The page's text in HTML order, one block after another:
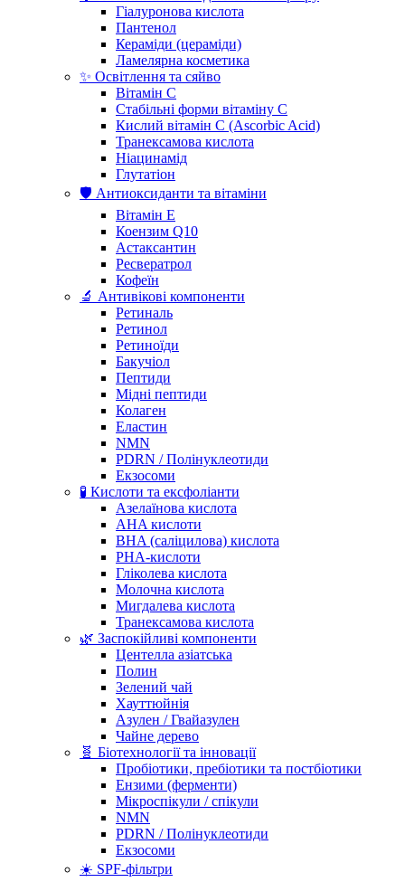
Гіалуронова кислота
Пантенол
Кераміди (цераміди)
Ламелярна косметика
✨ Освітлення та сяйво
Вітамін С
Стабільні форми вітаміну С
Кислий вітамін С (Ascorbic Acid)
Транексамова кислота
Ніацинамід
Глутатіон
🛡️ Антиоксиданти та вітаміни
Вітамін Е
Коензим Q10
Астаксантин
Ресвератрол
Кофеїн
🔬 Антивікові компоненти
Ретиналь
Ретинол
Ретиноїди
Бакучіол
Пептиди
Мідні пептиди
Колаген
Еластин
NMN
PDRN / Полінуклеотиди
Екзосоми
🧪 Кислоти та ексфоліанти
Азелаїнова кислота
AHA кислоти
BHA (саліцилова) кислота
PHA-кислоти
Гліколева кислота
Молочна кислота
Мигдалева кислота
Транексамова кислота
🌿 Заспокійливі компоненти
Центелла азіатська
Полин
Зелений чай
Хауттюйнія
Азулен / Гвайазулен
Чайне дерево
🧬 Біотехнології та інновації
Пробіотики, пребіотики та постбіотики
Ензими (ферменти)
Мікроспікули / спікули
NMN
PDRN / Полінуклеотиди
Екзосоми
☀️ SPF-фільтри